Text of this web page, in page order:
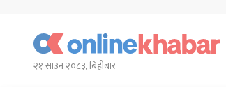
content२१ साउन २०८३, बिहीबार